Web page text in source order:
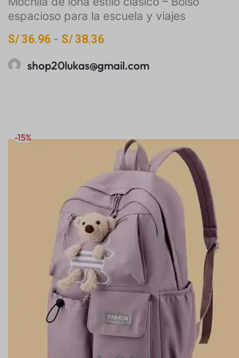
espacioso para la escuela y viajes
S/36.96 - S/38.36
shop20lukas@gmail.com
-15%